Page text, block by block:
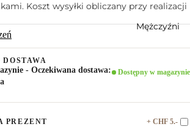
Mężczyźni
Koszt wysyłki obliczany przy realizacji
- Oczekiwana dostawa:
Dostępny w magazynie
PREZENT + CHF 5.-